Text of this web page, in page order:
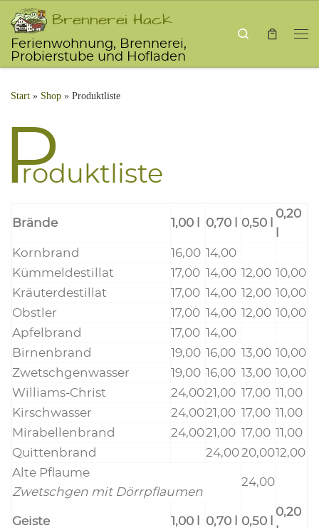
Zum Inhalt springen
Brennerei Hack
Ferienwohnung, Brennerei,
Probierstube und Hofladen
Search
Start » Shop » Produktliste
Pro­dukt­lis­te
Brän­de 1,00 l 0,70 l 0,50 l
0,20
Korn­brand
16,00 14,00
Küm­mel­de­stil­lat
17,00 14,00 12,00 10,00
Kräu­ter­de­stil­lat
17,00 14,00 12,00 10,00
Obst­ler
17,00 14,00 12,00 10,00
Apfel­brand
17,00 14,00
Bir­nen­brand
19,00 16,00 13,00 10,00
Zwetsch­ge­n­was­ser
19,00 16,00 13,00 10,00
Wil­liams-Christ
24,0021,00 17,00 11,00
Kirsch­was­ser
24,0021,00 17,00 11,00
Mira­bel­len­brand
24,0021,00 17,00 11,00
Quit­ten­brand
24,0020,0012,00
Alte Pflau­me
Zwetsch­gen mit Dörrpflaumen
24,00
Geis­te 1,00 l 0,70 l 0,50 l
0,20